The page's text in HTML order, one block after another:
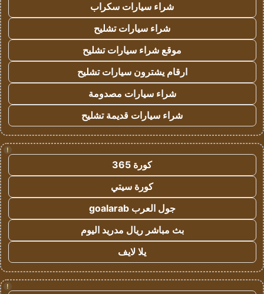
شراء سيارات سكراب
شراء سيارات تشليح
موقع شراء سيارات تشليح
ارقام يشترون سيارات تشليح
شراء سيارات مصدومة
شراء سيارات قديمة تشليح
!
كورة 365
كورة سيتي
جول العرب goalarab
بث مباشر ريال مدريد اليوم
يلا لايف
!